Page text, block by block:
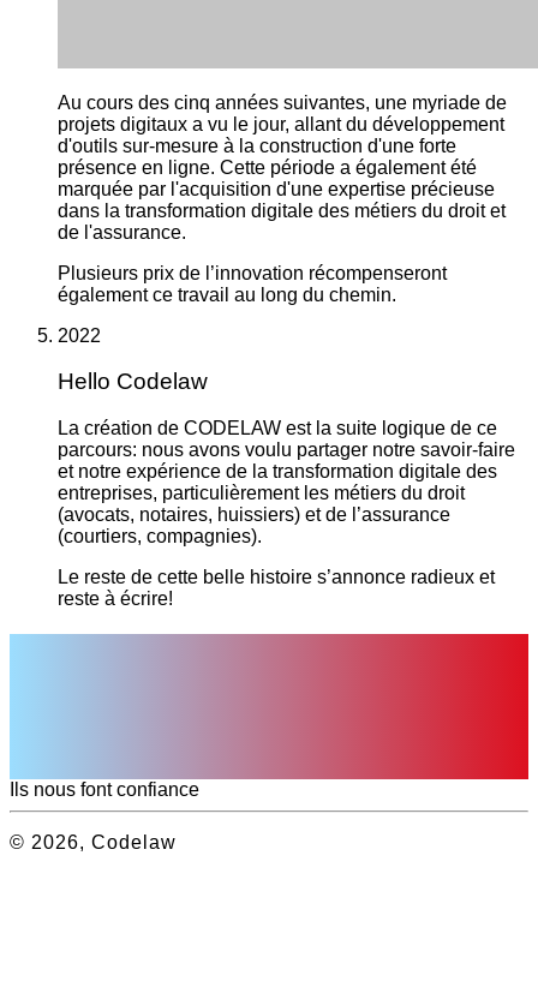
Au cours des cinq années suivantes, une myriade de
projets digitaux a vu le jour, allant du développement
d'outils sur-mesure à la construction d'une forte
présence en ligne. Cette période a également été
marquée par l'acquisition d'une expertise précieuse
dans la transformation digitale des métiers du droit et
de l'assurance.
Plusieurs prix de l’innovation récompenseront
également ce travail au long du chemin.
2022
Hello Codelaw
La création de CODELAW est la suite logique de ce
parcours: nous avons voulu partager notre savoir-faire
et notre expérience de la transformation digitale des
entreprises, particulièrement les métiers du droit
(avocats, notaires, huissiers) et de l’assurance
(courtiers, compagnies).
Le reste de cette belle histoire s’annonce radieux et
reste à écrire!
Ils nous font confiance
© 2026, Codelaw